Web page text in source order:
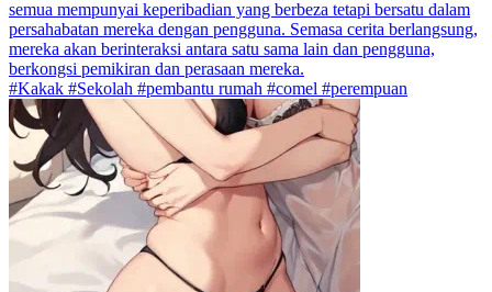
semua mempunyai keperibadian yang berbeza tetapi bersatu dalam
persahabatan mereka dengan pengguna. Semasa cerita berlangsung,
mereka akan berinteraksi antara satu sama lain dan pengguna,
berkongsi pemikiran dan perasaan mereka.
#Kakak #Sekolah #pembantu rumah #comel #perempuan